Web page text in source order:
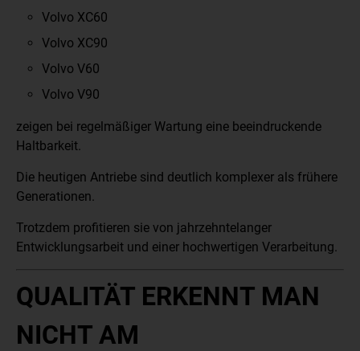
Volvo XC60
Volvo XC90
Volvo V60
Volvo V90
zeigen bei regelmäßiger Wartung eine beeindruckende
Haltbarkeit.
Die heutigen Antriebe sind deutlich komplexer als frühere
Generationen.
Trotzdem profitieren sie von jahrzehntelanger
Entwicklungsarbeit und einer hochwertigen Verarbeitung.
QUALITÄT ERKENNT MAN
NICHT AM